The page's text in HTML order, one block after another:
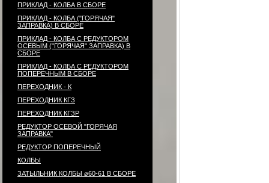
ПРИКЛАД - КОЛБА В СБОРЕ
ПРИКЛАД - КОЛБА ("ГОРЯЧАЯ"
ЗАПРАВКА) В СБОРЕ
ПРИКЛАД - КОЛБА С РЕДУКТОРОМ
ОСЕВЫМ ("ГОРЯЧАЯ" ЗАПРАВКА) В
СБОРЕ
ПРИКЛАД - КОЛБА С РЕДУКТОРОМ
ПОПЕРЕЧНЫМ В СБОРЕ
ПЕРЕХОДНИК - К
ПЕРЕХОДНИК КГЗ
ПЕРЕХОДНИК КГЗР
РЕДУКТОР ОСЕВОЙ "ГОРЯЧАЯ
ЗАПРАВКА"
РЕДУКТОР ПОПЕРЕЧНЫЙ
КОЛБЫ
ЗАТЫЛЬНИК КОЛБЫ ⌀60-61 В СБОРЕ